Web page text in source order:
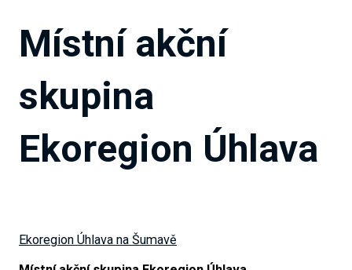
Místní akční
skupina
Ekoregion Úhlava
Ekoregion Úhlava na Šumavě